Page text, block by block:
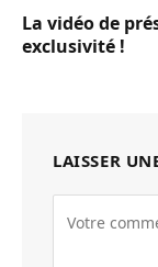
La vidéo de
exclusivité !
LAISSER